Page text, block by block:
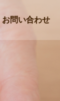
お問い合わせ